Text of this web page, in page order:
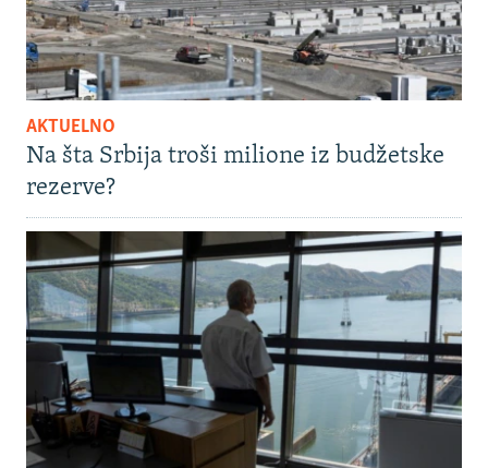
AKTUELNO
Na šta Srbija troši milione iz budžetske
rezerve?